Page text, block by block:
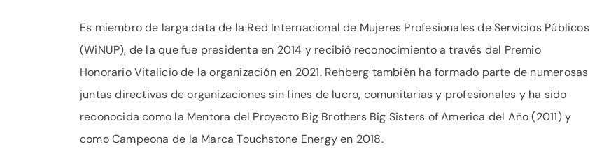
Es miembro de larga data de la Red Internacional de Mujeres Profesionales de Servicios Públicos
(WiNUP), de la que fue presidenta en 2014 y recibió reconocimiento a través del Premio
Honorario Vitalicio de la organización en 2021. Rehberg también ha formado parte de numerosas
juntas directivas de organizaciones sin fines de lucro, comunitarias y profesionales y ha sido
reconocida como la Mentora del Proyecto Big Brothers Big Sisters of America del Año (2011) y
como Campeona de la Marca Touchstone Energy en 2018.